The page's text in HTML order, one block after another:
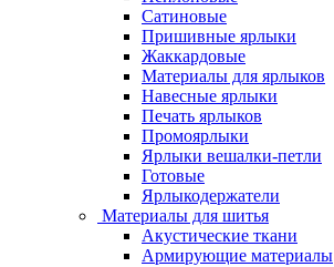
Сатиновые
Пришивные ярлыки
Жаккардовые
Материалы для ярлыков
Навесные ярлыки
Печать ярлыков
Промоярлыки
Ярлыки вешалки-петли
Готовые
Ярлыкодержатели
Материалы для шитья
Акустические ткани
Армирующие материалы